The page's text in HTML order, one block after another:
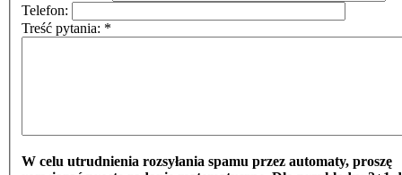
Telefon:
Treść pytania: *
W celu utrudnienia rozsyłania spamu przez automaty, proszę